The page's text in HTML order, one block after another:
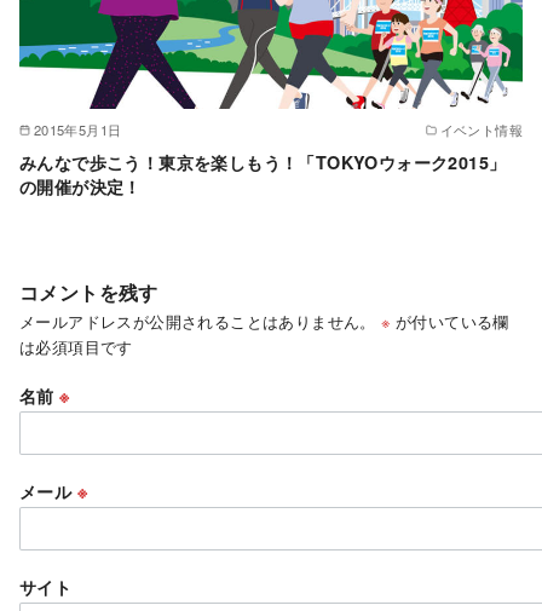
2015年5月1日 イベント情報
みんなで歩こう！東京を楽しもう！「TOKYOウォーク2015」
の開催が決定！
コメントを残す
メールアドレスが公開されることはありません。 ※ が付いている欄
は必須項目です
名前※
メール ※
サイト